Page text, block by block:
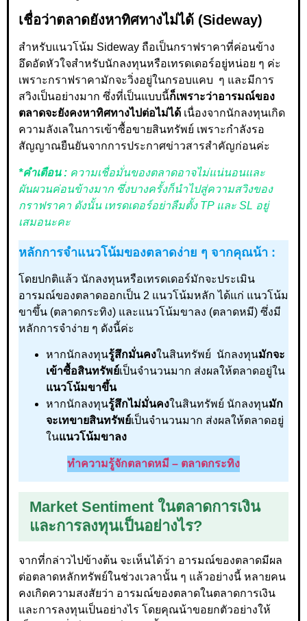
เชื่อว่าตลาดยังหาทิศทางไม่ได้ (Sideway)
สำหรับแนวโน้ม Sideway ถือเป็นกราฟราคาที่ค่อนข้าง
อึดอัดหัวใจสำหรับนักลงทุนหรือเทรดเดอร์อยู่หน่อย ๆ ค่ะ
เพราะกราฟราคามักจะวิ่งอยู่ในกรอบแคบ ๆ และมีการ
สวิงเป็นอย่างมาก ซึ่งที่เป็นแบบนี้ก็เพราะว่าอารมณ์ของ
ตลาดจะยังคงหาทิศทางไปต่อไม่ได้ เนื่องจากนักลงทุนเกิด
ความลังเลในการเข้าซื้อขายสินทรัพย์ เพราะกำลังรอ
สัญญาณยืนยันจากการประกาศข่าวสารสำคัญก่อนค่ะ
*คำเตือน : ความเชื่อมั่นของตลาดอาจไม่แน่นอนและ
ผันผวนค่อนข้างมาก ซึ่งบางครั้งก็นำไปสู่ความสวิงของ
กราฟราคา ดังนั้น เทรดเดอร์อย่าลืมตั้ง TP และ SL อยู่
เสมอนะคะ
หลักการจำแนวโน้มของตลาดง่าย ๆ จากคุณน้า :
โดยปกติแล้ว นักลงทุนหรือเทรดเดอร์มักจะประเมิน
อารมณ์ของตลาดออกเป็น 2 แนวโน้มหลัก ได้แก่ แนวโน้ม
ขาขึ้น (ตลาดกระทิง) และแนวโน้มขาลง (ตลาดหมี) ซึ่งมี
หลักการจำง่าย ๆ ดังนี้ค่ะ
หากนักลงทุนรู้สึกมั่นคงในสินทรัพย์ นักลงทุนมักจะ
เข้าซื้อสินทรัพย์เป็นจำนวนมาก ส่งผลให้ตลาดอยู่ใน
แนวโน้มขาขึ้น
หากนักลงทุนรู้สึกไม่มั่นคงในสินทรัพย์ นักลงทุนมัก
จะเทขายสินทรัพย์เป็นจำนวนมาก ส่งผลให้ตลาดอยู่
ในแนวโน้มขาลง
ทำความรู้จักตลาดหมี – ตลาดกระทิง
Market Sentiment ในตลาดการเงิน
และการลงทุนเป็นอย่างไร?
จากที่กล่าวไปข้างต้น จะเห็นได้ว่า อารมณ์ของตลาดมีผล
ต่อตลาดหลักทรัพย์ในช่วงเวลานั้น ๆ แล้วอย่างนี้ หลายคน
คงเกิดความสงสัยว่า อารมณ์ของตลาดในตลาดการเงิน
และการลงทุนเป็นอย่างไร โดยคุณน้าขอยกตัวอย่างให้